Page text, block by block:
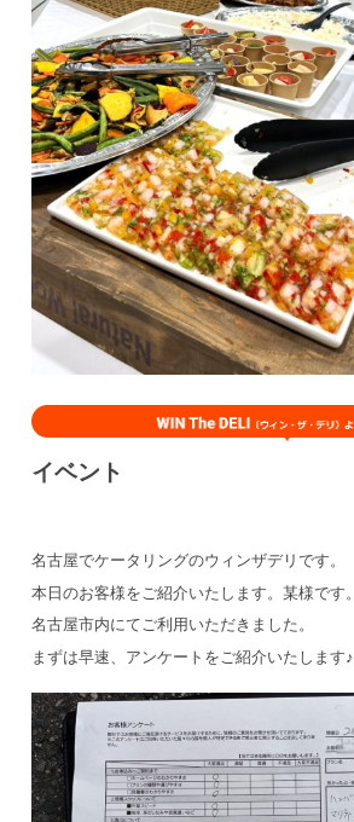
イベント
名古屋でケータリングのウィンザデリです。
本日のお客様をご紹介いたします。某様です。
名古屋市内にてご利用いただきました。
まずは早速、アンケートをご紹介いたします♪